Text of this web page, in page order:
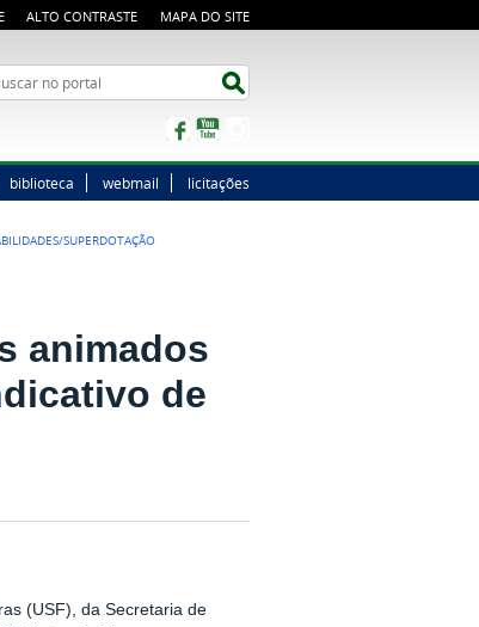
ALTO CONTRASTE MAPA DO SITE
no portal
Facebook
biblioteca webmail licitações
SUPERDOTAÇÃO
animados
de
(USF), da Secretaria de